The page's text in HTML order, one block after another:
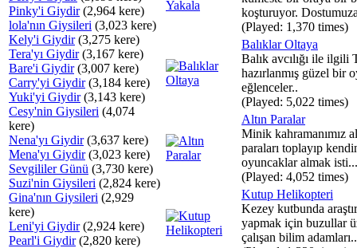
Pinky'i Giydir(2,964 kere)
lola'nın Giysileri (3,023 kere)
Kely'i Giydir(3,275 kere)
Tera'yı Giydir(3,167 kere)
Bare'i Giydir(3,007 kere)
Carry'yi Giydir(3,184 kere)
Yuki'yi Giydir(3,143 kere)
Cesy'nin Giysileri (4,074
kere)
Nena'yı Giydir(3,637 kere)
Mena'yı Giydir(3,023 kere)
Sevgililer Günü (3,730 kere)
Suzi'nin Giysileri (2,824 kere)
Gina'nın Giysileri (2,929
kere)
Leni'yi Giydir(2,924 kere)
Pearl'i Giydir(2,820 kere)
koşturuyor.
(Played: 1,370 times)
Balıklar Oltaya
Balık avcılığı ile ilgili
hazırlanmış güzel bir
eğlenceler..
(Played: 5,022 times)
Altın Paralar
Minik kahramanımız
paraları toplayıp
oyuncaklar almak isti...
(Played: 4,052 times)
Kutup Helikopteri
Kezey kutbunda
yapmak için buzullar
çalışan bilim